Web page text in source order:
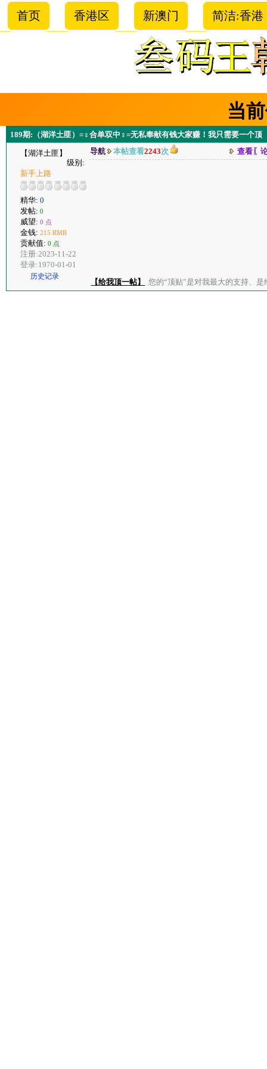
首页 香港区 新澳门 简洁:香港
当
189期:（湖洋土匪）=♀合单双中♀=无私奉献有钱大家赚！我只需要一个顶
【湖洋土匪】
级别:
新手上路
精华: 0
发帖: 0
威望: 0 点
金钱: 215 RMB
贡献值: 0 点
注册:2023-11-22
登录:1970-01-01
历史记录
导航 本帖查看2243次 查看〖
【给我顶一帖】 您的“顶贴”是对我最大的支持、